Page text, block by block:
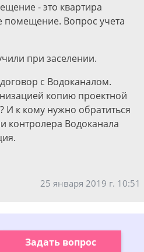
- это квартира
помещение. Вопрос учета
при заселении.
с Водоканалом.
копию проектной
И к кому нужно обратиться
контролера Водоканала
25 января 2019 г. 10:51
Задать вопрос